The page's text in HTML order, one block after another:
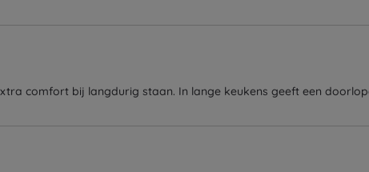
comfort bij langdurig staan. In lange keukens geeft een